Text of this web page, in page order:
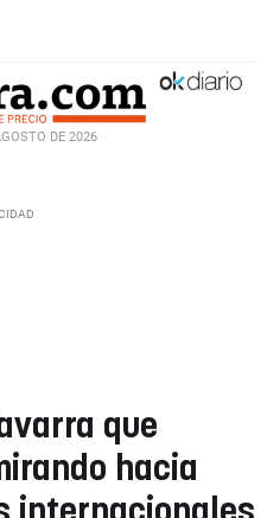
DE 2026
que
hacia